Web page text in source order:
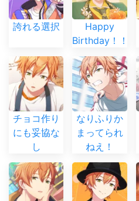
誇れる選択
Happy
Birthday！！
チョコ作り
にも妥協な
し
なりふりか
まってられ
ねえ！